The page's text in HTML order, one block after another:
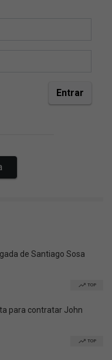
de Santiago Sosa
TOP
para contratar John
TOP